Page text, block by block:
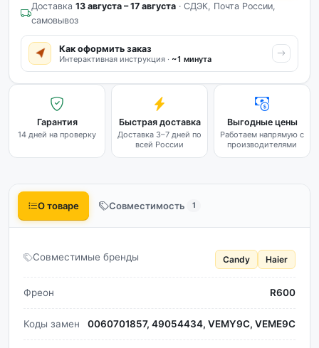
Доставка 13 августа – 17 августа · СДЭК, Почта России,
самовывоз
Как оформить заказ
Интерактивная инструкция · ~1 минута
Гарантия
14 дней на проверку
Быстрая доставка
Доставка 3–7 дней по
всей России
Выгодные цены
Работаем напрямую с
производителями
О товаре Совместимость 1
Совместимые бренды Candy Haier
Фреон R600
Коды замен 0060701857, 49054434, VEMY9C, VEME9C